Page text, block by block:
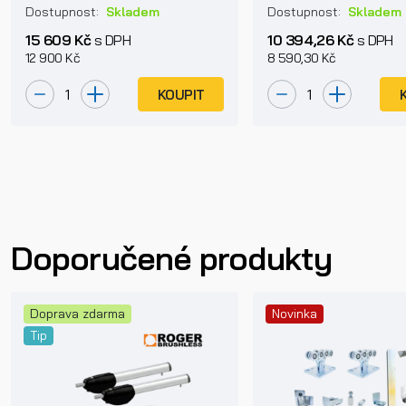
samonosné posuvné brány
Dostupnost: Skladem
15 609 Kčs DPH
12 900 Kč
KOUPIT
bránu do 400kg
Dostupnost: Skladem
10 394,26 Kčs DPH
8 590,30 Kč
Doporučené produkty
Doprava zdarma
Tip
Novinka